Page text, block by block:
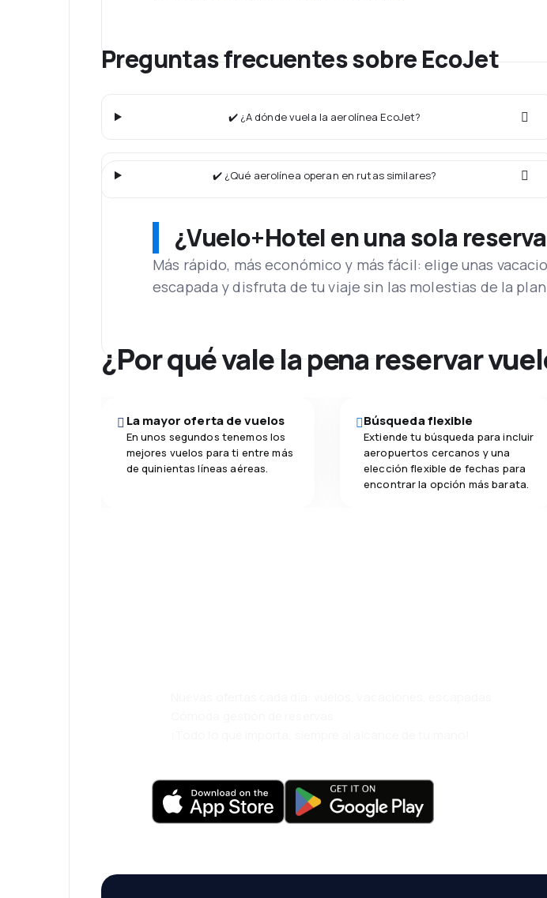
Preguntas frecuentes sobre EcoJet
✔️ ¿A dónde vuela la aerolínea EcoJet?
✔️ ¿Qué aerolínea operan en rutas similares?
¿Vuelo+Hotel en una sola
Más rápido, más económico y más fácil: elige unas
escapada y disfruta de tu viaje sin las molestias de la
¿Por qué vale la pena reservar
La mayor oferta de vuelos
En unos segundos tenemos los
mejores vuelos para ti entre más
de quinientas líneas aéreas.
Búsqueda flexible
Extiende tu búsqueda para incluir
aeropuertos cercanos y una
elección flexible de fechas para
encontrar la opción más barata.